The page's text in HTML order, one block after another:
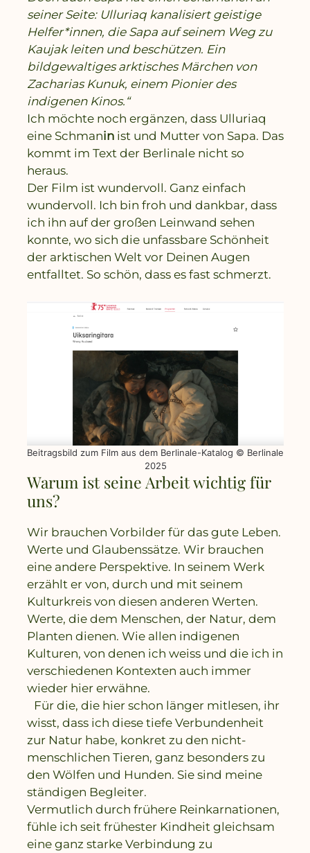
seiner Seite: Ulluriaq kanalisiert geistige
Helfer*innen, die Sapa auf seinem Weg zu
Kaujak leiten und beschützen. Ein
bildgewaltiges arktisches Märchen von
Zacharias Kunuk, einem Pionier des
indigenen Kinos.“
Ich möchte noch ergänzen, dass Ulluriaq
eine Schmanin ist und Mutter von Sapa. Das
kommt im Text der Berlinale nicht so
heraus.
Der Film ist wundervoll. Ganz einfach
wundervoll. Ich bin froh und dankbar, dass
ich ihn auf der großen Leinwand sehen
konnte, wo sich die unfassbare Schönheit
der arktischen Welt vor Deinen Augen
entfalltet. So schön, dass es fast schmerzt.
Beitragsbild zum Film aus dem Berlinale-Katalog © Berlinale
2025
Warum ist seine Arbeit wichtig für
uns?
Wir brauchen Vorbilder für das gute Leben.
Werte und Glaubenssätze. Wir brauchen
eine andere Perspektive. In seinem Werk
erzählt er von, durch und mit seinem
Kulturkreis von diesen anderen Werten.
Werte, die dem Menschen, der Natur, dem
Planten dienen. Wie allen indigenen
Kulturen, von denen ich weiss und die ich in
verschiedenen Kontexten auch immer
wieder hier erwähne.
Für die, die hier schon länger mitlesen, ihr
wisst, dass ich diese tiefe Verbundenheit
zur Natur habe, konkret zu den nicht-
menschlichen Tieren, ganz besonders zu
den Wölfen und Hunden. Sie sind meine
ständigen Begleiter.
Vermutlich durch frühere Reinkarnationen,
fühle ich seit frühester Kindheit gleichsam
eine ganz starke Verbindung zu